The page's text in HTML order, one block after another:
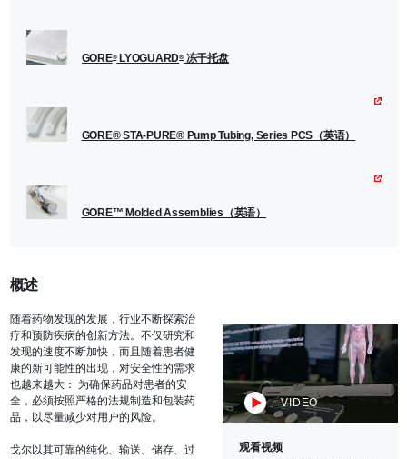
GORE®LYOGUARD®冻干托盘
GORE® STA-PURE® Pump Tubing, Series PCS（英语）
GORE™ Molded Assemblies（英语）
概述
VIDEO
观看视频
随着药物发现的发展，行业不断探索治
疗和预防疾病的创新方法。不仅研究和
发现的速度不断加快，而且随着患者健
康的新可能性的出现，对安全性的需求
也越来越大： 为确保药品对患者的安
全，必须按照严格的法规制造和包装药
品，以尽量减少对用户的风险。
戈尔以其可靠的纯化、输送、储存、过